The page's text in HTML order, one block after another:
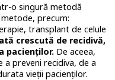
o singură metodă
precum:
transplant de celule
crescută de recidivă,
pacienților.De aceea,
preveni recidiva, de a
vieții pacienţilor.